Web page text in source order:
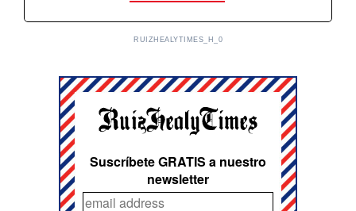
RUIZHEALYTIMES_H_0
Suscríbete GRATIS a nuestro
newsletter